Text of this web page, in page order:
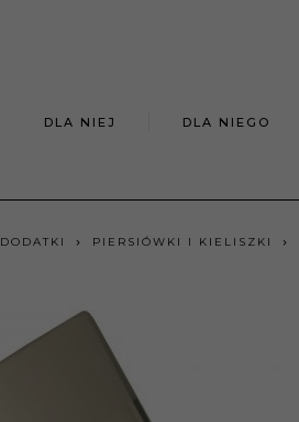
DLA NIEJ DLA NIEGO
DODATKI PIERSIÓWKI I KIELISZKI